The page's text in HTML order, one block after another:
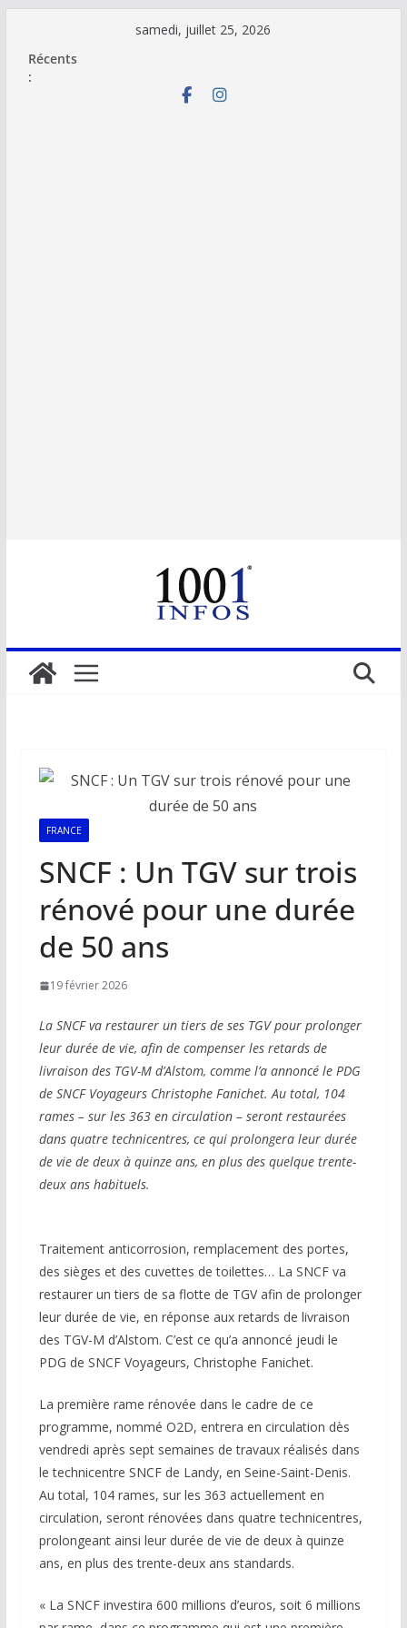
contenu
samedi, juillet 25, 2026
Récents
:
FRANCE
SNCF : Un TGV sur trois
rénové pour une durée
de 50 ans
19 février 2026
La SNCF va restaurer un tiers de ses TGV pour prolonger
leur durée de vie, afin de compenser les retards de
livraison des TGV-M d’Alstom, comme l’a annoncé le PDG
de SNCF Voyageurs Christophe Fanichet. Au total, 104
rames – sur les 363 en circulation – seront restaurées
dans quatre technicentres, ce qui prolongera leur durée
de vie de deux à quinze ans, en plus des quelque trente-
deux ans habituels.
Traitement anticorrosion, remplacement des portes,
des sièges et des cuvettes de toilettes… La SNCF va
restaurer un tiers de sa flotte de TGV afin de prolonger
leur durée de vie, en réponse aux retards de livraison
des TGV-M d’Alstom. C’est ce qu’a annoncé jeudi le
PDG de SNCF Voyageurs, Christophe Fanichet.
La première rame rénovée dans le cadre de ce
programme, nommé O2D, entrera en circulation dès
vendredi après sept semaines de travaux réalisés dans
le technicentre SNCF de Landy, en Seine-Saint-Denis.
Au total, 104 rames, sur les 363 actuellement en
circulation, seront rénovées dans quatre technicentres,
prolongeant ainsi leur durée de vie de deux à quinze
ans, en plus des trente-deux ans standards.
« La SNCF investira 600 millions d’euros, soit 6 millions